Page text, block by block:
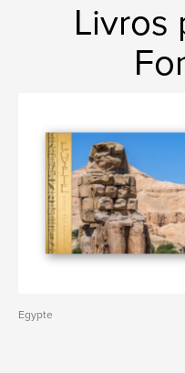
Livros
Egypte